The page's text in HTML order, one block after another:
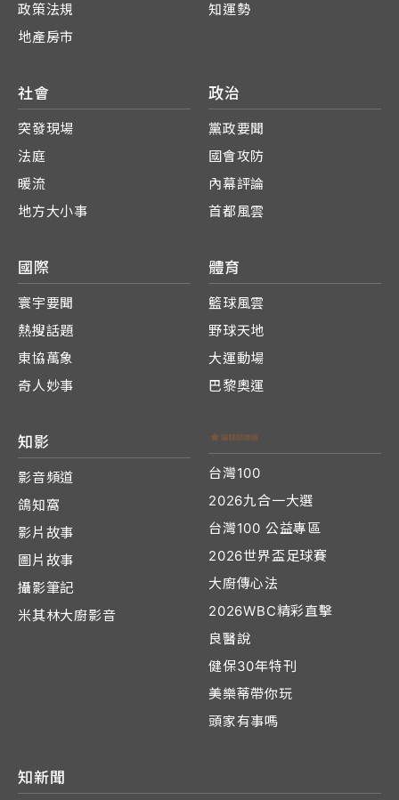
政策法規
地產房市
知運勢
社會
突發現場
法庭
暖流
地方大小事
政治
黨政要聞
國會攻防
內幕評論
首都風雲
國際
寰宇要聞
熱搜話題
東協萬象
奇人妙事
體育
籃球風雲
野球天地
大運動場
巴黎奧運
知影
影音頻道
鴿知窩
影片故事
圖片故事
攝影筆記
米其林大廚影音
台灣100
2026九合一大選
台灣100 公益專區
2026世界盃足球賽
大廚傳心法
2026WBC精彩直擊
良醫說
健保30年特刊
美樂蒂帶你玩
頭家有事嗎
知新聞